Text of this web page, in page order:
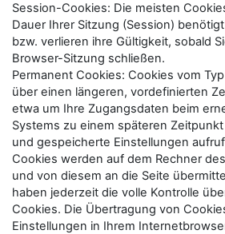
Session-Cookies: Die meisten
Dauer Ihrer Sitzung (Session)
bzw. verlieren ihre Gültigkeit, sobald
Browser-Sitzung schließen.
Permanent Cookies: Cookies vom
über einen längeren, vordefinierten
etwa um Ihre Zugangsdaten beim
Systems zu einem späteren
und gespeicherte Einstellungen
Cookies werden auf dem Rechner
und von diesem an die Seite
haben jederzeit die volle Kontrolle
Cookies. Die Übertragung von
Einstellungen in Ihrem